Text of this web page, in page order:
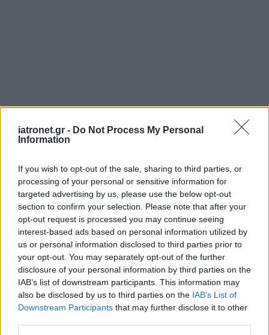
iatronet.gr - Do Not Process My Personal
Information
If you wish to opt-out of the sale, sharing to third parties, or
processing of your personal or sensitive information for
targeted advertising by us, please use the below opt-out
section to confirm your selection. Please note that after your
opt-out request is processed you may continue seeing
interest-based ads based on personal information utilized by
us or personal information disclosed to third parties prior to
your opt-out. You may separately opt-out of the further
disclosure of your personal information by third parties on the
IAB’s list of downstream participants. This information may
also be disclosed by us to third parties on the IAB’s List of
Downstream Participants that may further disclose it to other
Loading...
Προσθήκη Σχολίου